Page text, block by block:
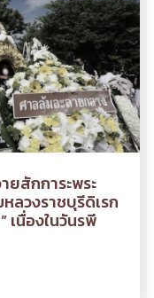
ยสักการะพระ
ลวงราชบุรีดิเรก
เนื่องในวันรพี